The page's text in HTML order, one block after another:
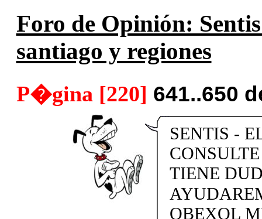
Foro de Opinión:
santiago y regiones
P�gina [220] 641..650
SENTIS -
TIENE
OBEXOL